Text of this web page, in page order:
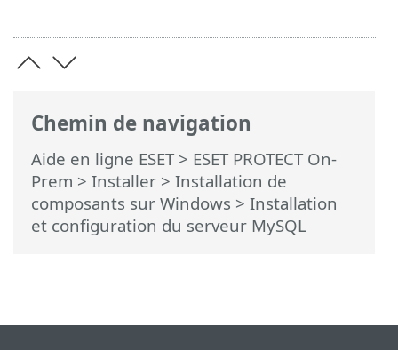
Chemin de navigation
Aide en ligne ESET> ESET PROTECT On-
Prem > Installer > Installation de
composants sur Windows > Installation
et configuration du serveur MySQL